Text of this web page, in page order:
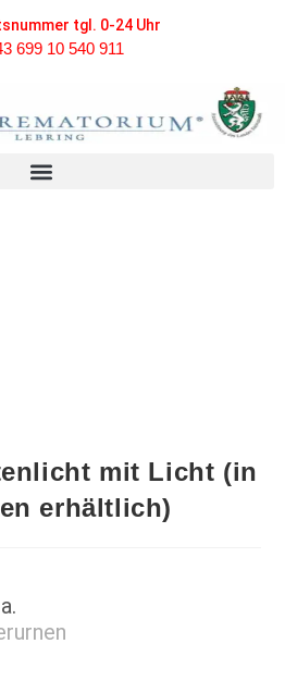
tgl. 0-24 Uhr
699 10 540 911
mit Licht (in
erhältlich)